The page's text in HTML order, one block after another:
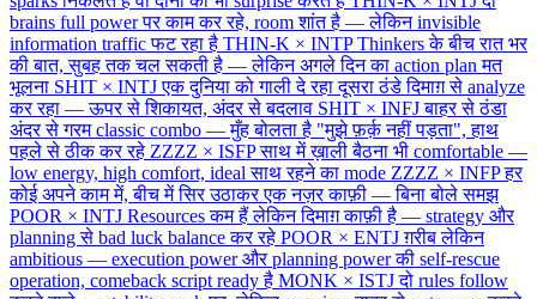
brains full power पर काम कर रहे, room शांत है — लेकिन invisible
information traffic फट रहा है THIN-K × INTP Thinkers के बीच रात भर
की बात, सुबह तक चल सकती है — लेकिन अगले दिन का action plan मत
भूलना SHIT × INTJ एक दुनिया को गाली दे रहा दूसरा ठंडे दिमाग़ से analyze
कर रहा — ऊपर से शिकायत, अंदर से बदलाव SHIT × INFJ बाहर से ठंडा
अंदर से गरम classic combo — मुँह बोलता है "मुझे फ़र्क़ नहीं पड़ता", हाथ
पहले से ठीक कर रहे ZZZZ × ISFP साथ में ख़ाली बैठना भी comfortable —
low energy, high comfort, ideal साथ रहने का mode ZZZZ × INFP हर
कोई अपने काम में, बीच में सिर उठाकर एक नज़र काफ़ी — बिना बोले समझ
POOR × INTJ Resources कम हैं लेकिन दिमाग़ काफ़ी है — strategy और
planning से bad luck balance कर रहे POOR × ENTJ ग़रीब लेकिन
ambitious — execution power और planning power की self-rescue
operation, comeback script ready है MONK × ISTJ दो rules follow